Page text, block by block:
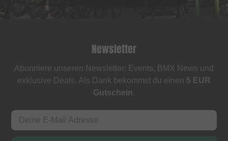
Newsletter
Abonniere unseren Newsletter: Events, BMX News und
exklusive Deals. Als Dank bekommst du einen 5 EUR
Gutschein.